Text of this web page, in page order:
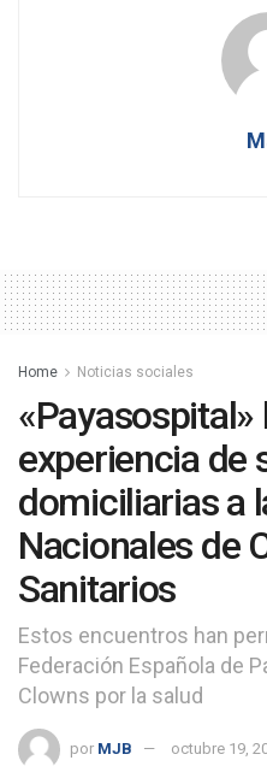
Home Noticias sociales
«Payasospital»
experiencia de
domiciliarias a
Nacionales de
Sanitarios
Estos encuentros han
Federación Española de
Clowns por la salud
por MJB octubre 19,